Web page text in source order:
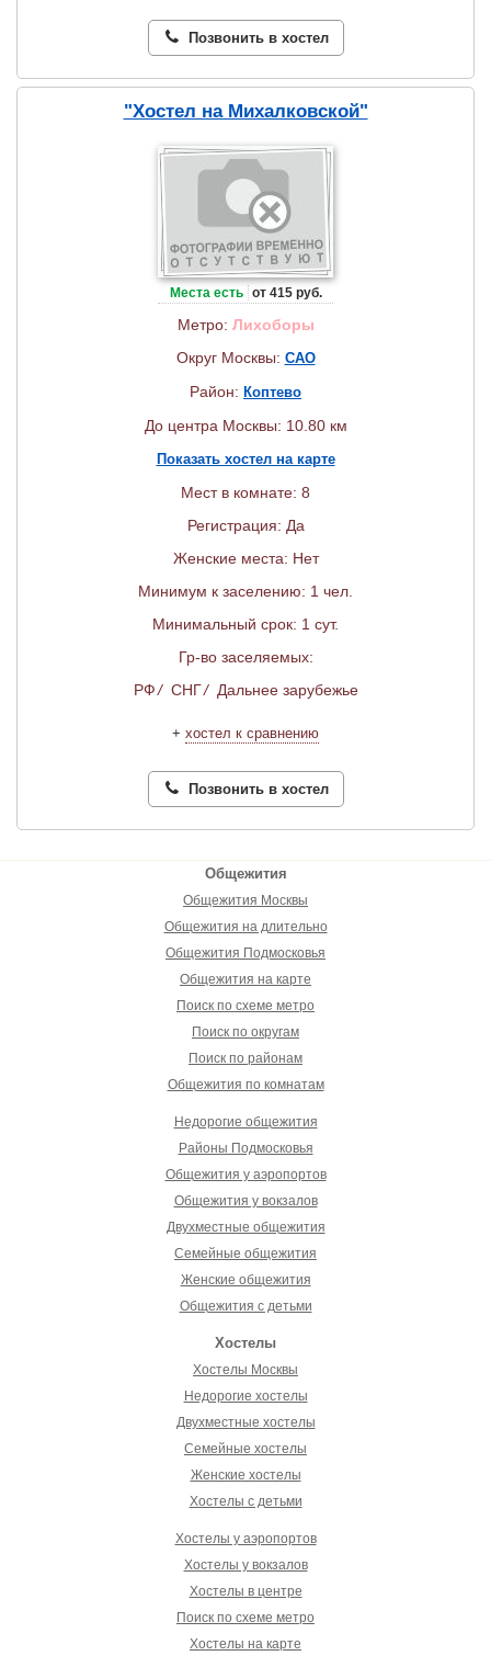
Позвонить в хостел
"Хостел на Михалковской"
Места есть от 415 руб.
Метро: Лихоборы
Округ Москвы: САО
Район: Коптево
До центра Москвы: 10.80 км
Показать хостел на карте
Мест в комнате: 8
Регистрация: Да
Женские места: Нет
Минимум к заселению: 1 чел.
Минимальный срок: 1 сут.
Гр-во заселяемых:
РФ/ СНГ/ Дальнее зарубежье
+ хостел к сравнению
Позвонить в хостел
Общежития
Общежития Москвы
Общежития на длительно
Общежития Подмосковья
Общежития на карте
Поиск по схеме метро
Поиск по округам
Поиск по районам
Общежития по комнатам
Недорогие общежития
Районы Подмосковья
Общежития у аэропортов
Общежития у вокзалов
Двухместные общежития
Семейные общежития
Женские общежития
Общежития с детьми
Хостелы
Хостелы Москвы
Недорогие хостелы
Двухместные хостелы
Семейные хостелы
Женские хостелы
Хостелы с детьми
Хостелы у аэропортов
Хостелы у вокзалов
Хостелы в центре
Поиск по схеме метро
Хостелы на карте